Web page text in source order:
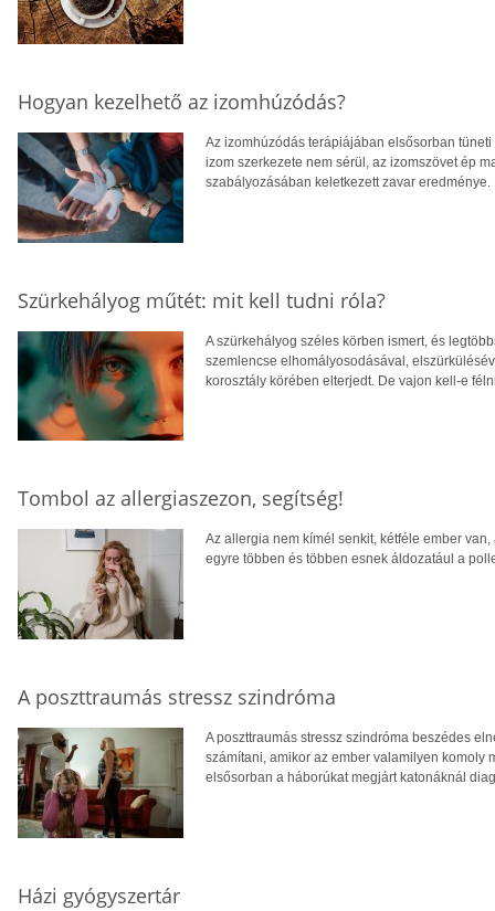
Hogyan kezelhető az izomhúzódás?
Az izomhúzódás terápiájában elsősorban
izom szerkezete nem sérül, az izomszövet ép
szabályozásában keletkezett zavar eredménye.
Szürkehályog műtét: mit kell tudni róla?
A szürkehályog széles körben ismert, és
szemlencse elhomályosodásával,
korosztály körében elterjedt. De vajon kell-e
Tombol az allergiaszezon, segítség!
Az allergia nem kímél senkit, kétféle ember
egyre többen és többen esnek áldozatául a
A poszttraumás stressz szindróma
A poszttraumás stressz szindróma beszédes
számítani, amikor az ember valamilyen komoly
elsősorban a háborúkat megjárt katonáknál
Házi gyógyszertár